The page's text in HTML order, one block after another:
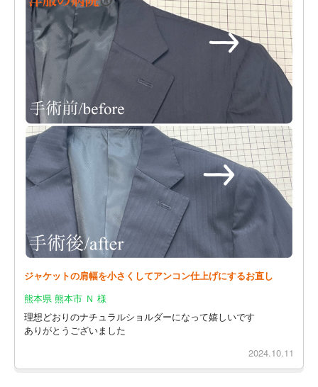
ジャケットの肩幅を小さくしてアンコン仕上げにするお直し
熊本県 熊本市 Ｎ 様
理想どおりのナチュラルショルダーになって嬉しいです
ありがとうございました
2024.10.11